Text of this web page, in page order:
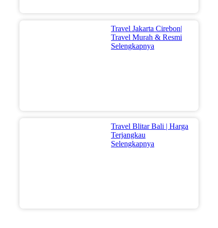
Travel Jakarta Cirebon|
Travel Murah & Resmi
Selengkapnya
Travel Blitar Bali | Harga
Terjangkau
Selengkapnya